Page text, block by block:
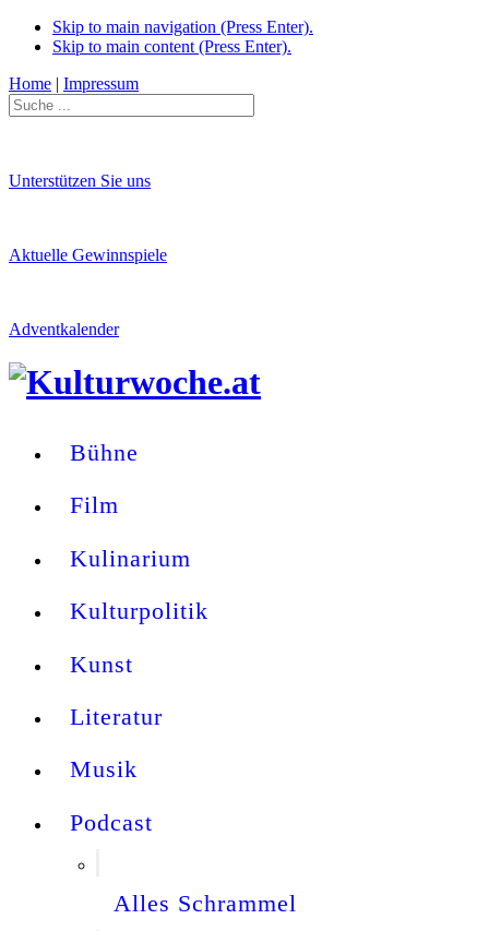
Skip to main navigation (Press Enter).
Skip to main content (Press Enter).
Home | Impressum
Unterstützen Sie uns
Aktuelle Gewinnspiele
Adventkalender
Bühne
Film
Kulinarium
Kulturpolitik
Kunst
Literatur
Musik
Podcast
Alles Schrammel